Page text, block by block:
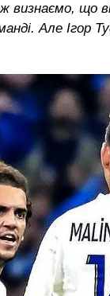
визнаємо, що
Але Ігор